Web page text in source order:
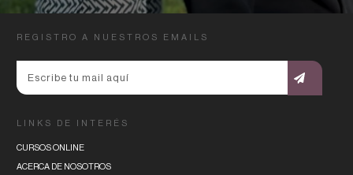
LINKS DE INTERÉS
CURSOS ONLINE
ACERCA DE NOSOTROS
REGISTRO A NUESTROS EMAILS